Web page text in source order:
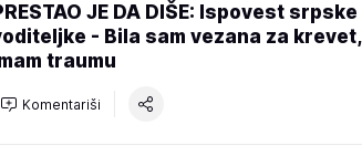
JE DA DIŠE: Ispovest srpske
- Bila sam vezana za krevet,
traumu
Komentariši